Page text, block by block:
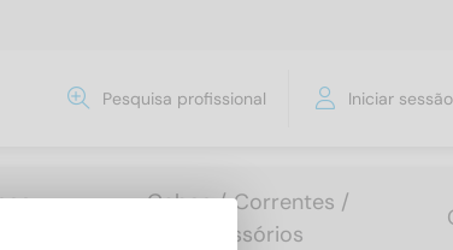
Pesquisa profissional Iniciar sessão
Cabos / Correntes /
Acessórios